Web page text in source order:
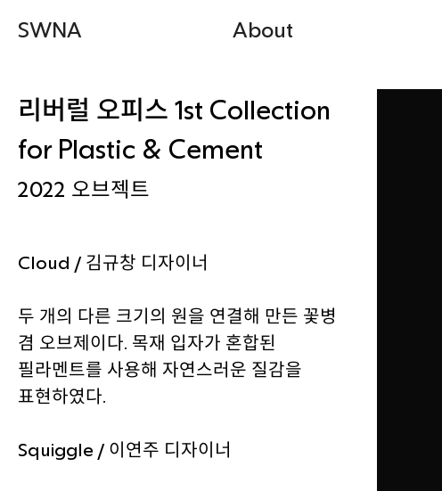
SWNA About
리버럴 오피스 1st Collection
for Plastic & Cement
2022 오브젝트
Cloud / 김규창 디자이너
두 개의 다른 크기의 원을 연결해 만든 꽃병
겸 오브제이다. 목재 입자가 혼합된
필라멘트를 사용해 자연스러운 질감을
표현하였다.
Squiggle / 이연주 디자이너